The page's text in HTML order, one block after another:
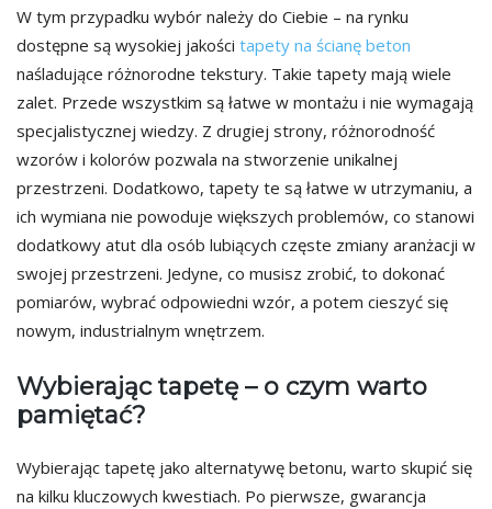
W tym przypadku wybór należy do Ciebie – na rynku
dostępne są wysokiej jakości tapety na ścianę beton
naśladujące różnorodne tekstury. Takie tapety mają wiele
zalet. Przede wszystkim są łatwe w montażu i nie wymagają
specjalistycznej wiedzy. Z drugiej strony, różnorodność
wzorów i kolorów pozwala na stworzenie unikalnej
przestrzeni. Dodatkowo, tapety te są łatwe w utrzymaniu, a
ich wymiana nie powoduje większych problemów, co stanowi
dodatkowy atut dla osób lubiących częste zmiany aranżacji w
swojej przestrzeni. Jedyne, co musisz zrobić, to dokonać
pomiarów, wybrać odpowiedni wzór, a potem cieszyć się
nowym, industrialnym wnętrzem.
Wybierając tapetę – o czym warto
pamiętać?
Wybierając tapetę jako alternatywę betonu, warto skupić się
na kilku kluczowych kwestiach. Po pierwsze, gwarancja